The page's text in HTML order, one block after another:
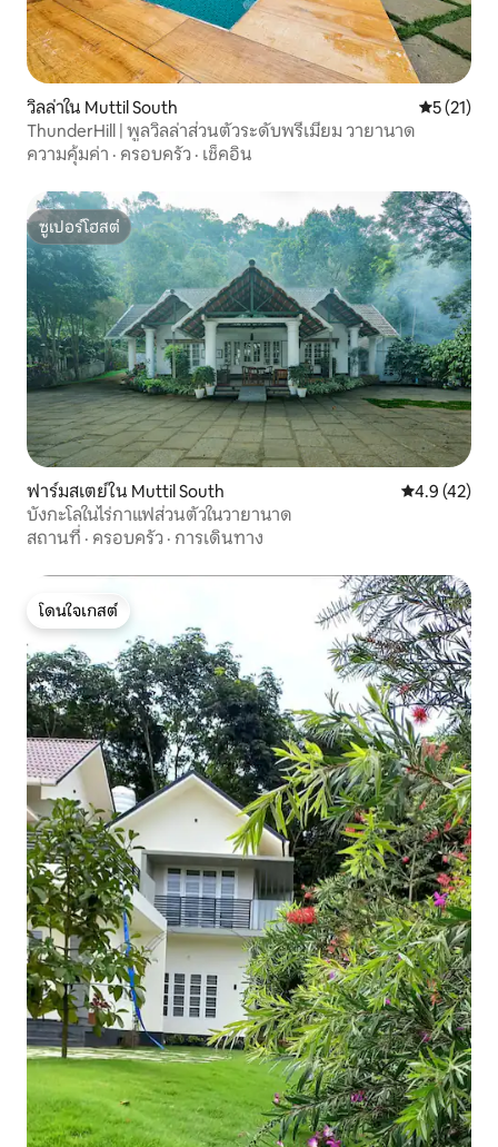
วิลล่าใน Muttil South คะแนนเฉลี่
5 (21)
ThunderHill | พูลวิลล่าส่วนตัวระดับพรีเมียม วายานาด
ความคุ้มค่า · ครอบครัว · เช็คอิน
ซูเปอร์โฮสต์
ซูเปอร์โฮสต์
ฟาร์มสเตย์ใน Muttil South คะแนนเฉลี่ย
4.9 (42)
บังกะโลในไร่กาแฟส่วนตัวในวายานาด
สถานที่ · ครอบครัว · การเดินทาง
โดนใจเกสต์
โดนใจเกสต์